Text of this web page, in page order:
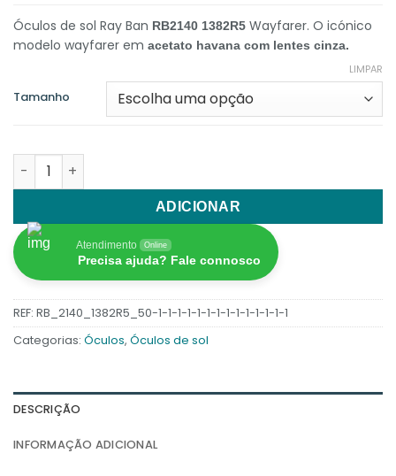
era:
€163.00.
Óculos de sol Ray Ban RB2140 1382R5 Wayfarer. O icónico
modelo wayfarer em acetato havana com lentes cinza.
Tamanho
LIMPAR
Quantidade de Óculos de sol Ray Ban RB2140 1382R5
ADICIONAR
Atendimento Online
Precisa ajuda? Fale connosco
REF: RB_2140_1382R5_50-1-1-1-1-1-1-1-1-1-1-1-1-1-1
Categorias: Óculos, Óculos de sol
DESCRIÇÃO
INFORMAÇÃO ADICIONAL